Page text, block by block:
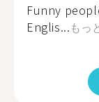
Funny
Englis...もっ